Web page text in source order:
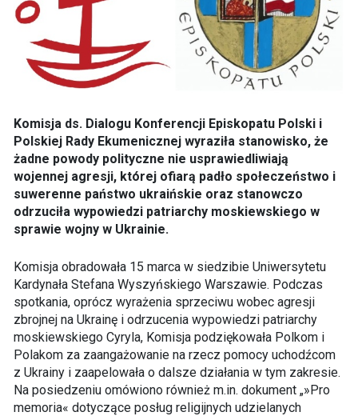
Komisja ds. Dialogu Konferencji Episkopatu Polski i
Polskiej Rady Ekumenicznej wyraziła stanowisko, że
żadne powody polityczne nie usprawiedliwiają
wojennej agresji, której ofiarą padło społeczeństwo i
suwerenne państwo ukraińskie oraz stanowczo
odrzuciła wypowiedzi patriarchy moskiewskiego w
sprawie wojny w Ukrainie.
Komisja obradowała 15 marca w siedzibie Uniwersytetu
Kardynała Stefana Wyszyńskiego Warszawie. Podczas
spotkania, oprócz wyrażenia sprzeciwu wobec agresji
zbrojnej na Ukrainę i odrzucenia wypowiedzi patriarchy
moskiewskiego Cyryla, Komisja podziękowała Polkom i
Polakom za zaangażowanie na rzecz pomocy uchodźcom
z Ukrainy i zaapelowała o dalsze działania w tym zakresie.
Na posiedzeniu omówiono również m.in. dokument „»Pro
memoria« dotyczące posług religijnych udzielanych